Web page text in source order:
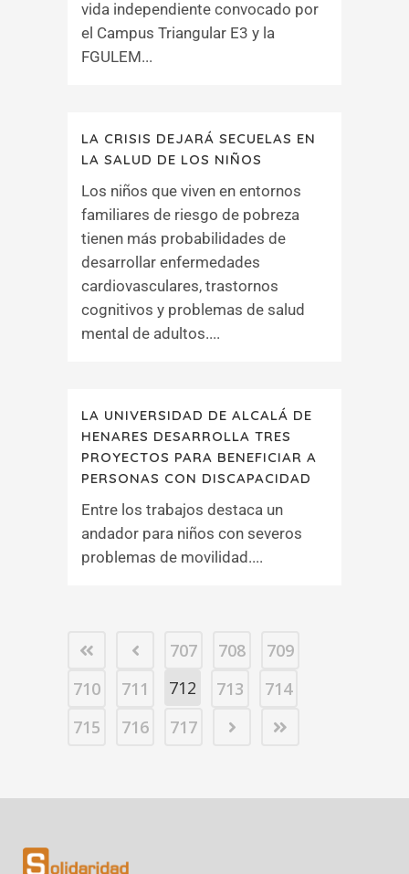
vida independiente convocado por
el Campus Triangular E3 y la
FGULEM...
LA CRISIS DEJARÁ SECUELAS EN
LA SALUD DE LOS NIÑOS
Los niños que viven en entornos
familiares de riesgo de pobreza
tienen más probabilidades de
desarrollar enfermedades
cardiovasculares, trastornos
cognitivos y problemas de salud
mental de adultos....
LA UNIVERSIDAD DE ALCALÁ DE
HENARES DESARROLLA TRES
PROYECTOS PARA BENEFICIAR A
PERSONAS CON DISCAPACIDAD
Entre los trabajos destaca un
andador para niños con severos
problemas de movilidad....
707 708
709
710
711 712 713
714
715
716 717